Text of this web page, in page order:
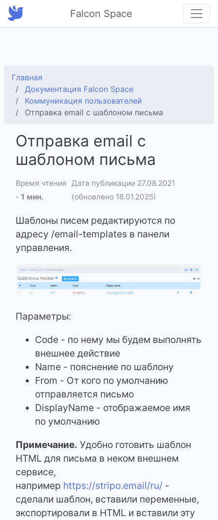
Falcon Space
Главная
Документация Falcon Space
Коммуникация пользователей
Отправка email с шаблоном письма
Отправка email с
шаблоном письма
Время чтения
- 1 мин.
Дата публикации 27.08.2021
(обновлено 18.01.2025)
Шаблоны писем редактируются по
адресу /email-templates в панели
управления.
Параметры:
Code - по нему мы будем выполнять
внешнее действие
Name - пояснение по шаблону
From - От кого по умолчанию
отправляется письмо
DisplayName - отображаемое имя
по умолчанию
Примечание. Удобно готовить шаблон
HTML для письма в неком внешнем
сервисе,
например https://stripo.email/ru/ -
сделали шаблон, вставили переменные,
экспортировали в HTML и вставили эту